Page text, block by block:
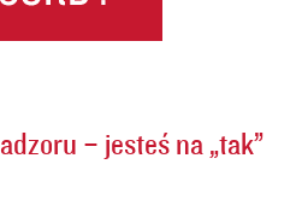
– jesteś na „tak”